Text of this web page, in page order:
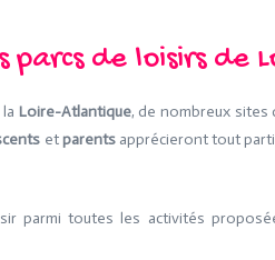
parcs de loisirs de
Loire-Atlantique, de nombreux
etparentsapprécieront tout
parmi toutes les activités